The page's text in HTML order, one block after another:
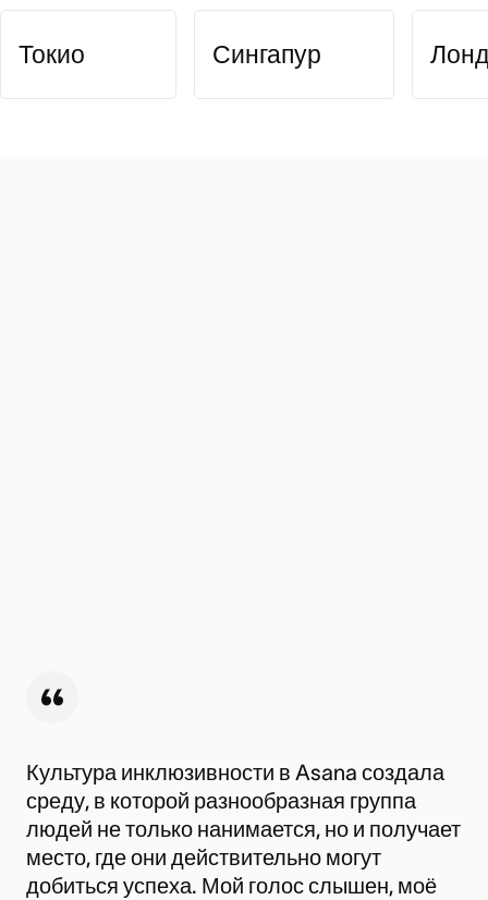
Токио Сингапур
Культура инклюзивности в Asana создала
среду, в которой разнообразная группа
людей не только нанимается, но и получает
место, где они действительно могут
добиться успеха. Мой голос слышен, моё